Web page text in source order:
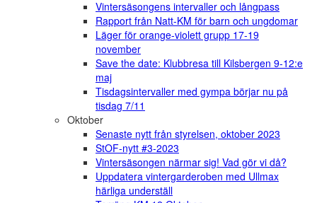
Vintersäsongens intervaller och långpass
Rapport från Natt-KM för barn och ungdomar
Läger för orange-violett grupp 17-19
november
Save the date: Klubbresa till Kilsbergen 9-12:e
maj
Tisdagsintervaller med gympa börjar nu på
tisdag 7/11
Oktober
Senaste nytt från styrelsen, oktober 2023
StOF-nytt #3-2023
Vintersäsongen närmar sig! Vad gör vi då?
Uppdatera vintergarderoben med Ullmax
härliga underställ